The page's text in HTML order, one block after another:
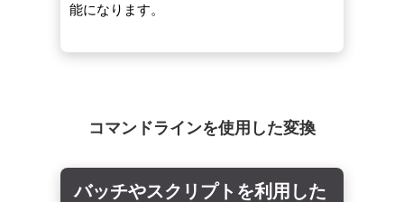
能になります。
コマンドラインを使用した変換
バッチやスクリプトを利用した